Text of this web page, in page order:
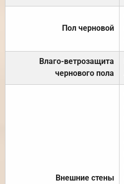
Пол черновой
Влаго-ветрозащита
чернового пола
Внешние стены